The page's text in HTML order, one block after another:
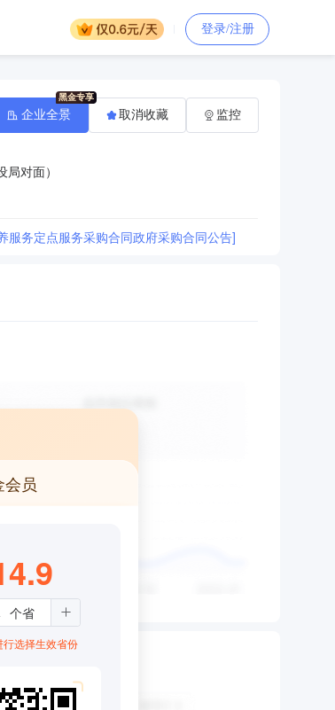
登录/注册
对面）
服务定点服务采购合同政府采购合同公告]
企业全景 取消收藏 监控
员
行选择生效省份